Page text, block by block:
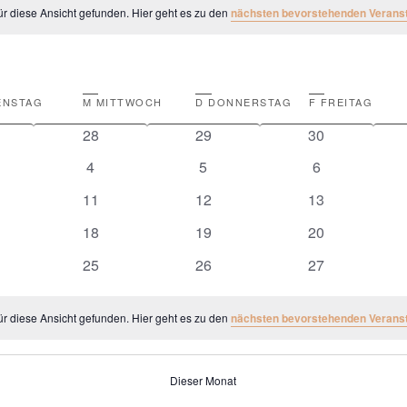
diese Ansicht gefunden. Hier geht es zu den nächsten bevorstehenden
M MITTWOCH D DONNERSTAG F FREITAG
0
28
0
29
0
30
0
4
0
5
0
6
0
11
0
12
0
13
0
18
0
19
0
20
0
25
0
26
0
27
diese Ansicht gefunden. Hier geht es zu den nächsten bevorstehenden
Dieser Monat